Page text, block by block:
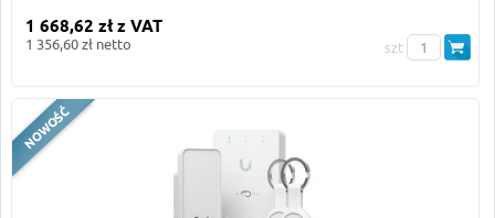
1 668,62 zł z VAT
1 356,60 zł netto szt